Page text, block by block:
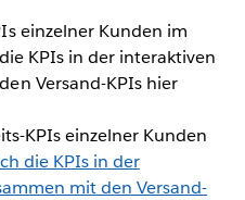
KPIs einzelner Kunden
die KPIs in der
mit den Versand-